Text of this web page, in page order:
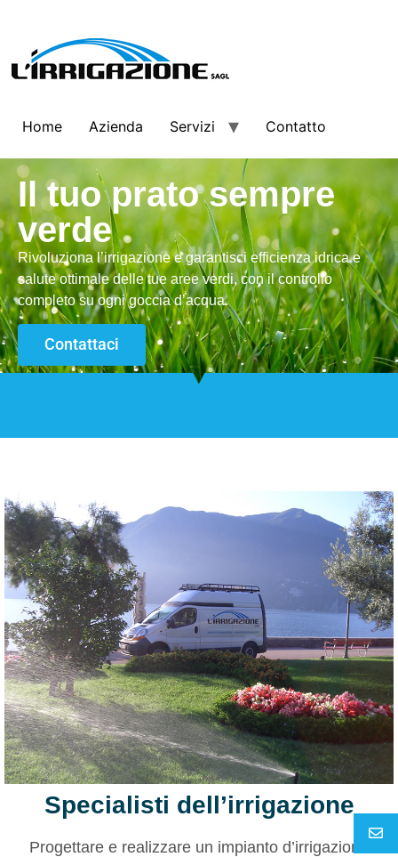
Home Azienda Servizi Contatto
Il tuo prato sempre
verde
Rivoluziona l’irrigazione e garantisci efficienza idrica e
salute ottimale delle tue aree verdi, con il controllo
completo su ogni goccia d’acqua.
Contattaci
Specialisti dell’irrigazione
Progettare e realizzare un impianto d’irrigazione